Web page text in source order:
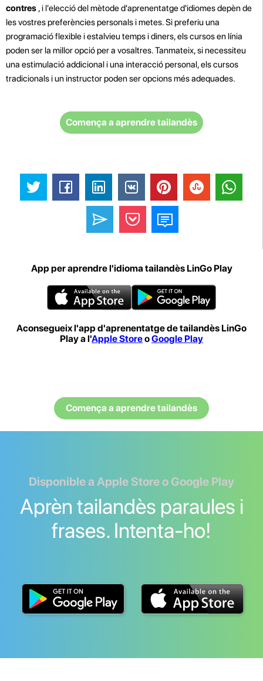
contres , i l'elecció del mètode d'aprenentatge d'idiomes depèn de
les vostres preferències personals i metes. Si preferiu una
programació flexible i estalvieu temps i diners, els cursos en línia
poden ser la millor opció per a vosaltres. Tanmateix, si necessiteu
una estimulació addicional i una interacció personal, els cursos
tradicionals i un instructor poden ser opcions més adequades.
Comença a aprendre tailandès
App per aprendre l'idioma tailandès LinGo Play
Aconsegueix l'app d'aprenentatge de tailandès LinGo
Play a l'Apple StoreoGoogle Play
Comença a aprendre tailandès
Disponible a Apple Store o Google Play
Aprèn tailandès paraules i
frases. Intenta-ho!